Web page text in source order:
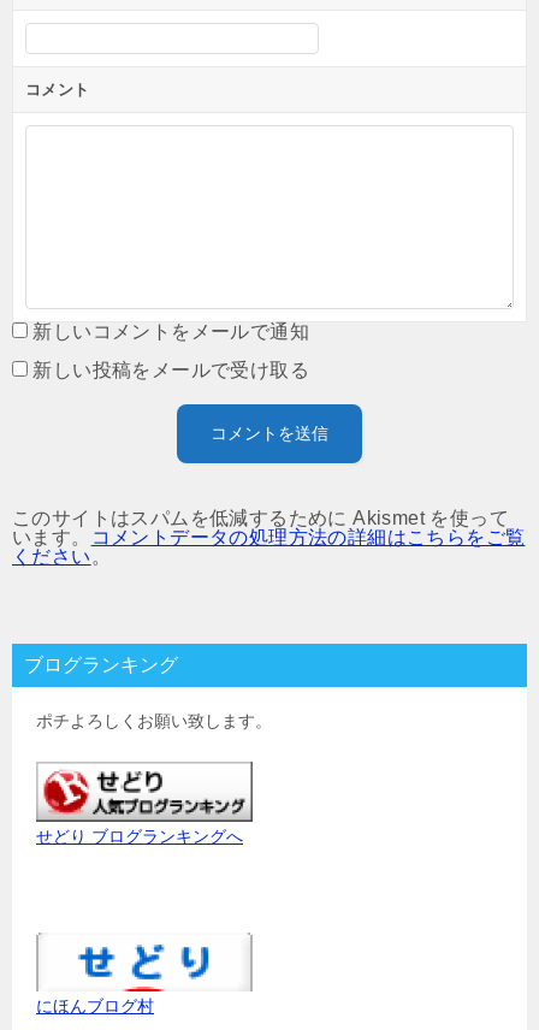
コメント
新しいコメントをメールで通知
新しい投稿をメールで受け取る
このサイトはスパムを低減するために Akismet を使って
います。
コメントデータの処理方法の詳細はこちらをご覧
ください 。
ブログランキング
ポチよろしくお願い致します。
せどり ブログランキングへ
にほんブログ村